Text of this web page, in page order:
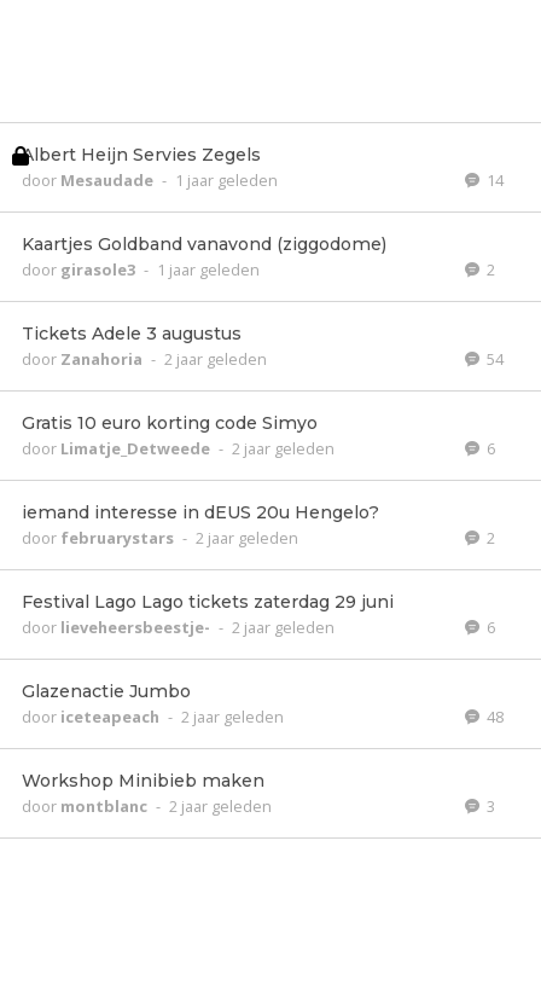
Albert Heijn Servies Zegels
door Mesaudade - 1 jaar geleden 14
Kaartjes Goldband vanavond (ziggodome)
door girasole3 - 1 jaar geleden 2
Tickets Adele 3 augustus
door Zanahoria - 2 jaar geleden 54
Gratis 10 euro korting code Simyo
door Limatje_Detweede - 2 jaar geleden 6
iemand interesse in dEUS 20u Hengelo?
door februarystars - 2 jaar geleden 2
Festival Lago Lago tickets zaterdag 29 juni
door lieveheersbeestje- - 2 jaar geleden 6
Glazenactie Jumbo
door iceteapeach - 2 jaar geleden 48
Workshop Minibieb maken
door montblanc - 2 jaar geleden 3